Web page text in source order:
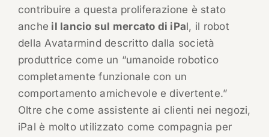
contribuire a questa proliferazione è stato
anche il lancio sul mercato di iPal, il robot
della Avatarmind descritto dalla società
produttrice come un “umanoide robotico
completamente funzionale con un
comportamento amichevole e divertente.”
Oltre che come assistente ai clienti nei negozi,
iPal è molto utilizzato come compagnia per